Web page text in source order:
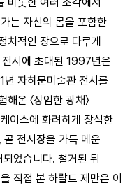
는 자신의 몸을 포함한
치적인 장으로 다루게
전시에 초대된 1997년은
자하문미술관 전시를
온 〈장엄한 광채〉
이스에 화려하게 장식한
전시장을 가득 메운
었습니다. 철거된 뒤
직접 본 하랄트 제만은 이